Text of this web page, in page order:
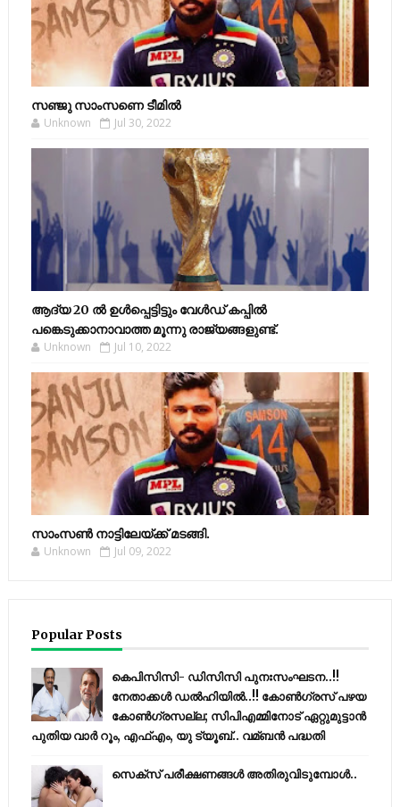
സഞ്ജു സാംസണെ ടീമില്‍
Unknown Jul 30, 2022
ആദ്യ 20 ല്‍ ഉള്‍പ്പെട്ടിട്ടും വേള്‍ഡ് കപ്പില്‍
പങ്കെടുക്കാനാവാത്ത മൂന്നു രാജ്യങ്ങളുണ്ട്.
Unknown Jul 10, 2022
സാംസണ്‍ നാട്ടിലേയ്‌ക്ക് മടങ്ങി.
Unknown Jul 09, 2022
Popular Posts
കെപിസിസി- ഡിസിസി പുനഃസംഘടന..!!
നേതാക്കൾ ഡൽഹിയിൽ..!! കോണ്‍ഗ്രസ് പഴയ
കോണ്‍ഗ്രസല്ല; സിപിഎമ്മിനോട് ഏറ്റുമുട്ടാന്‍
പുതിയ വാര്‍ റൂം, എഫ്‌എം, യു ട്യൂബ്.. വമ്ബന്‍ പദ്ധതി
സെക്സ് പരീക്ഷണങ്ങൾ അതിരുവിടുമ്പോൾ..